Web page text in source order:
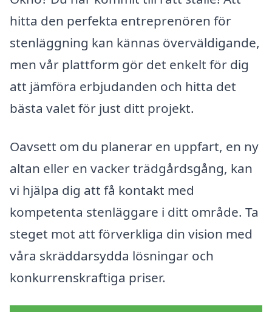
hitta den perfekta entreprenören för
stenläggning kan kännas överväldigande,
men vår plattform gör det enkelt för dig
att jämföra erbjudanden och hitta det
bästa valet för just ditt projekt.
Oavsett om du planerar en uppfart, en ny
altan eller en vacker trädgårdsgång, kan
vi hjälpa dig att få kontakt med
kompetenta stenläggare i ditt område. Ta
steget mot att förverkliga din vision med
våra skräddarsydda lösningar och
konkurrenskraftiga priser.